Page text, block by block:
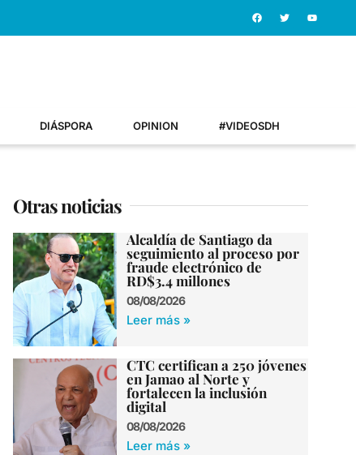
DIÁSPORA OPINION #VIDEOSDH
Otras noticias
Alcaldía de Santiago da
seguimiento al proceso por
fraude electrónico de
RD$3.4 millones
08/08/2026
Leer más »
CTC certifican a 250 jóvenes
en Jamao al Norte y
fortalecen la inclusión
digital
08/08/2026
Leer más »